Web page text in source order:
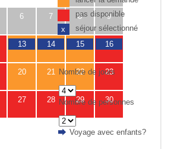
6 7 8 9
13 14 15 16
20 21 22 23
27 28 29 30
pas disponible
x
séjour sélectionné
Nombre de jours
Nombre de personnes
Voyage avec enfants?